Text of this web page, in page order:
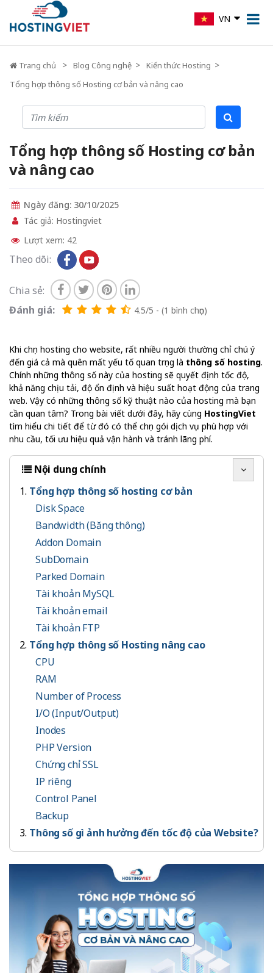
VN
Trang chủ Blog Công nghệ
Kiến thức Hosting
Tổng hợp thông số Hosting cơ bản và nâng cao
Tổng hợp thông số Hosting cơ bản
và nâng cao
Ngày đăng: 30/10/2025
Tác giả: Hostingviet
Lượt xem: 42
Theo dõi:
Chia sẻ:
Đánh giá:
4.5/5 - (1 bình chọn)
Khi chọn hosting cho website, rất nhiều người thường chỉ chú ý
đến giá cả mà quên mất yếu tố quan trọng là thông số hosting.
Chính những thông số này của hosting sẽ quyết định tốc độ,
khả năng chịu tải, độ ổn định và hiệu suất hoạt động của trang
web. Vậy có những thông số kỹ thuật nào của hosting mà bạn
cần quan tâm? Trong bài viết dưới đây, hãy cùng HostingViet
tìm hiểu chi tiết để từ đó có thể chọn gói dịch vụ phù hợp với
nhu cầu, tối ưu hiệu quả vận hành và tránh lãng phí.
Nội dung chính
Tổng hợp thông số hosting cơ bản
Disk Space
Bandwidth (Băng thông)
Addon Domain
SubDomain
Parked Domain
Tài khoản MySQL
Tài khoản email
Tài khoản FTP
Tổng hợp thông số Hosting nâng cao
CPU
RAM
Number of Process
I/O (Input/Output)
Inodes
PHP Version
Chứng chỉ SSL
IP riêng
Control Panel
Backup
Thông số gì ảnh hưởng đến tốc độ của Website?